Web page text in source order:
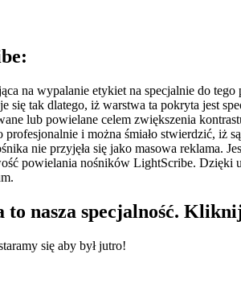
na wypalanie etykiet na specjalnie do
się tak dlatego, iż warstwa ta pokryta jest
lub powielane celem zwiększenia
i można śmiało stwierdzić, iż
nie przyjęła się jako masowa
powielania nośników LightScribe. Dzięki
to nasza specjalność.
się aby był jutro!